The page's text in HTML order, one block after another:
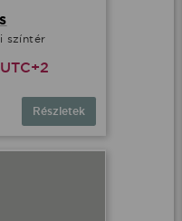
színtér
Részletek